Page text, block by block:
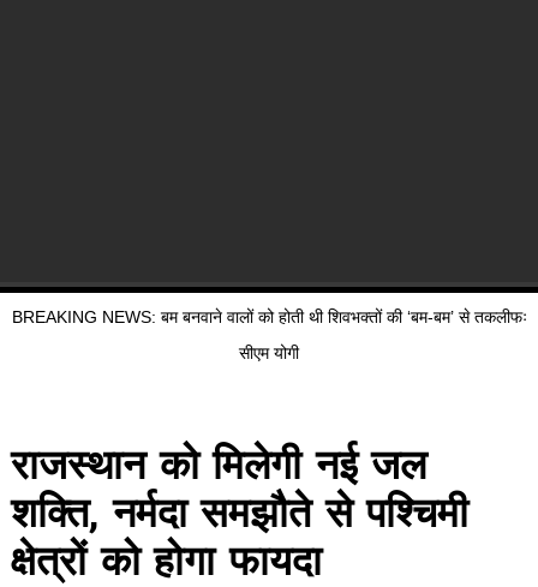
BREAKING NEWS: बम बनवाने वालों को होती थी शिवभक्तों की ‘बम-बम’ से तकलीफः
सीएम योगी
राजस्थान को मिलेगी नई जल
शक्ति, नर्मदा समझौते से पश्चिमी
क्षेत्रों को होगा फायदा